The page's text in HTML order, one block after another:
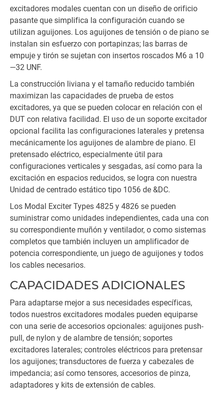
excitadores modales cuentan con un diseño de orificio
pasante que simplifica la configuración cuando se
utilizan aguijones. Los aguijones de tensión o de piano se
instalan sin esfuerzo con portapinzas; las barras de
empuje y tirón se sujetan con insertos roscados M6 a 10
—32 UNF.
La construcción liviana y el tamaño reducido también
maximizan las capacidades de prueba de estos
excitadores, ya que se pueden colocar en relación con el
DUT con relativa facilidad. El uso de un soporte excitador
opcional facilita las configuraciones laterales y pretensa
mecánicamente los aguijones de alambre de piano. El
pretensado eléctrico, especialmente útil para
configuraciones verticales y sesgadas, así como para la
excitación en espacios reducidos, se logra con nuestra
Unidad de centrado estático tipo 1056 de &DC.
Los Modal Exciter Types 4825 y 4826 se pueden
suministrar como unidades independientes, cada una con
su correspondiente muñón y ventilador, o como sistemas
completos que también incluyen un amplificador de
potencia correspondiente, un juego de aguijones y todos
los cables necesarios.
CAPACIDADES ADICIONALES
Para adaptarse mejor a sus necesidades específicas,
todos nuestros excitadores modales pueden equiparse
con una serie de accesorios opcionales: aguijones push-
pull, de nylon y de alambre de tensión; soportes
excitadores laterales; controles eléctricos para pretensar
los aguijones; transductores de fuerza y cabezales de
impedancia; así como tensores, accesorios de pinza,
adaptadores y kits de extensión de cables.